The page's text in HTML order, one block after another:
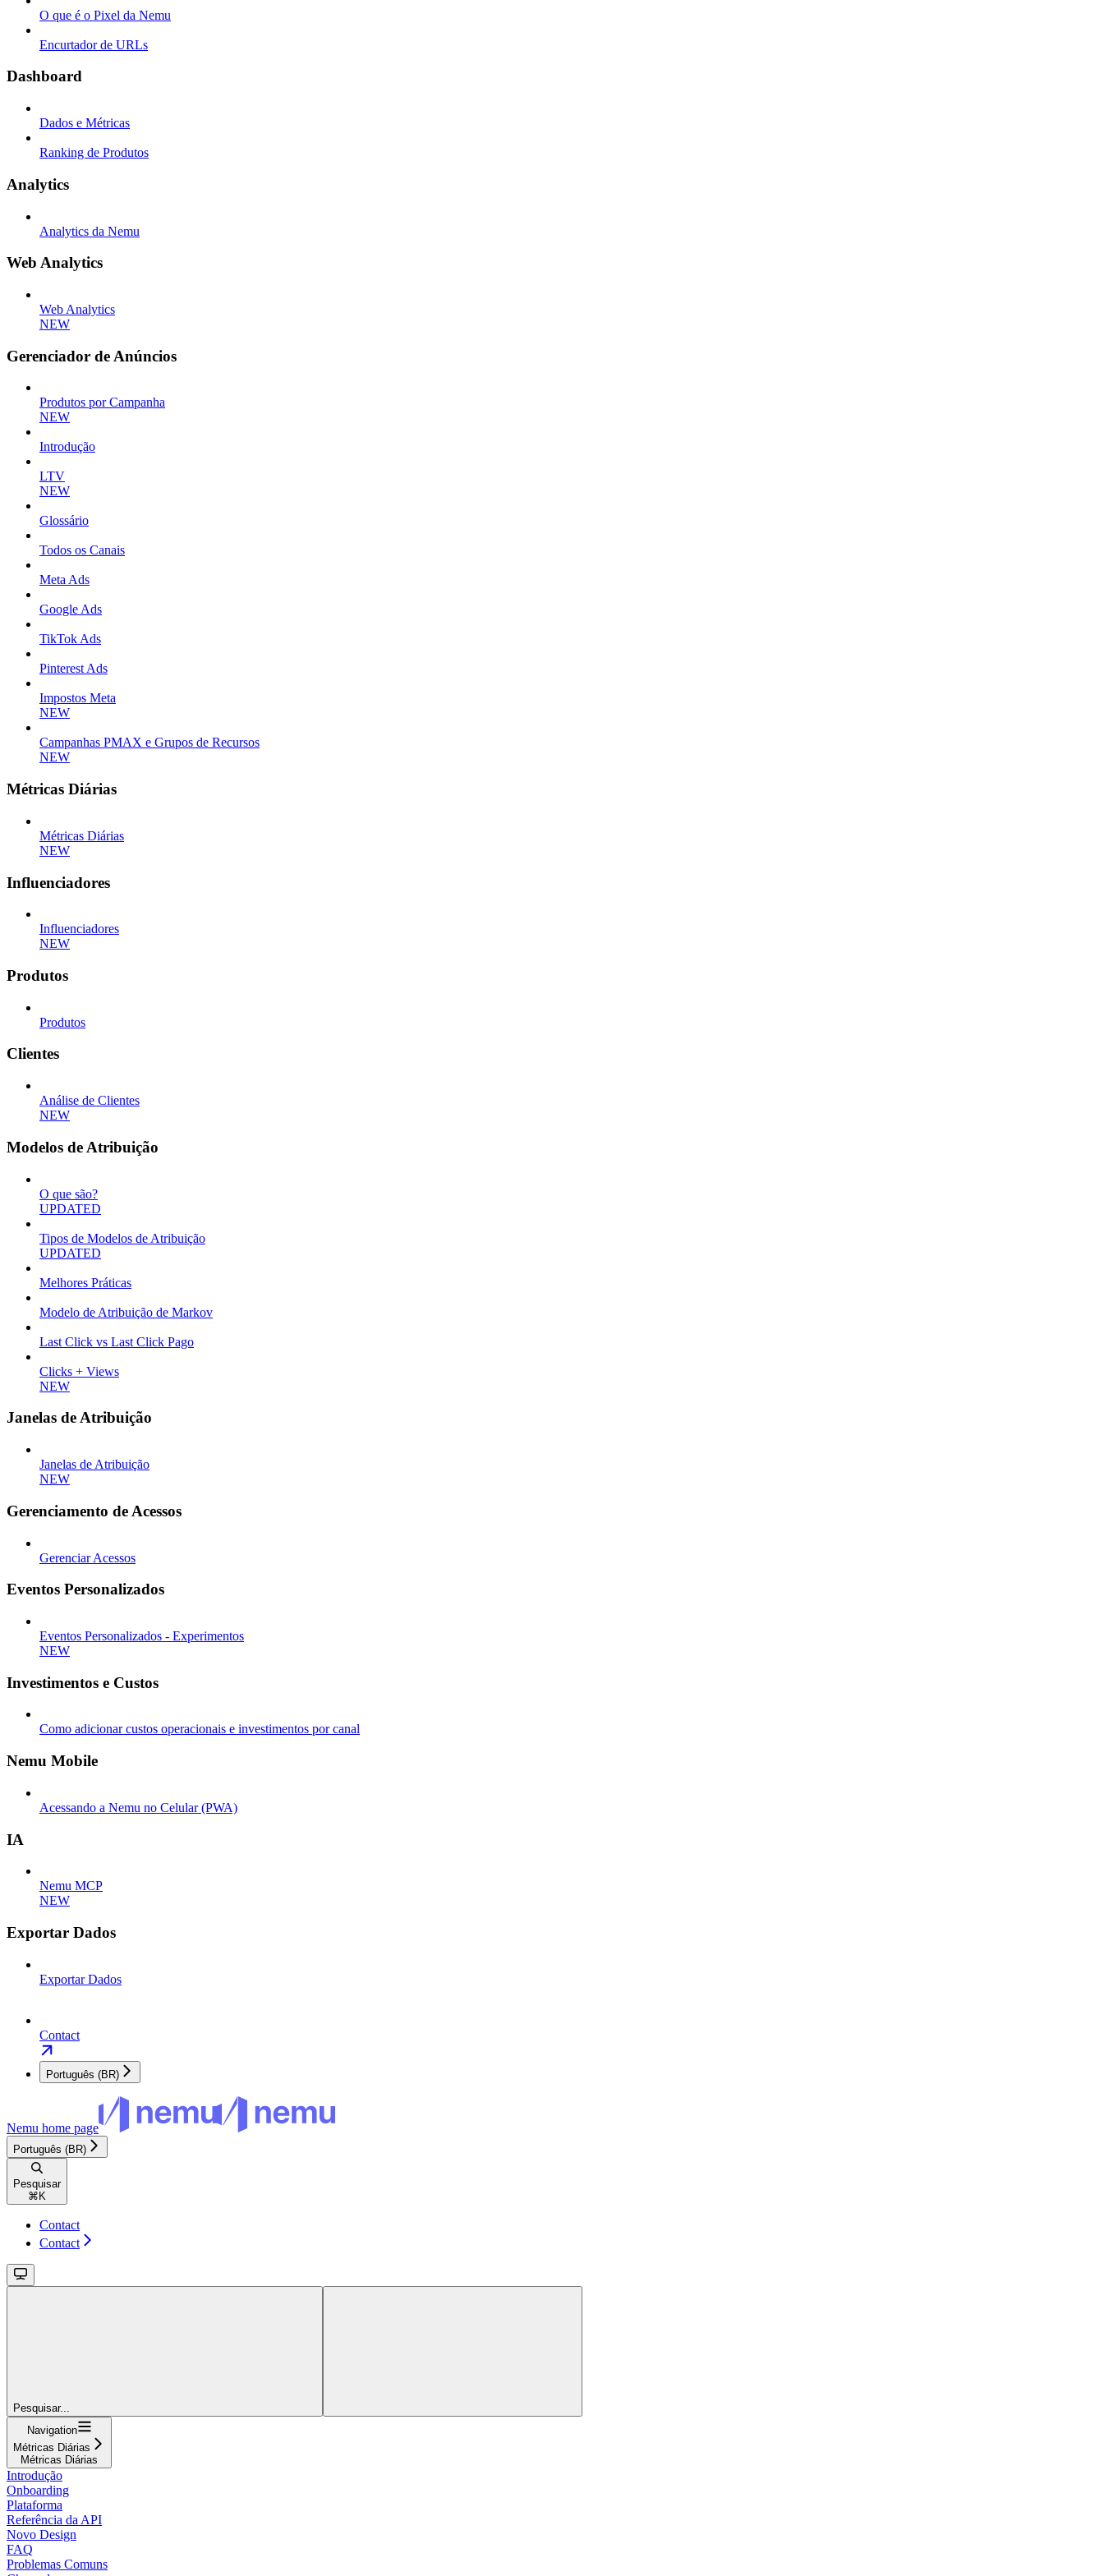
O que é o Pixel da Nemu
Encurtador de URLs
Dashboard
Dados e Métricas
Ranking de Produtos
Analytics
Analytics da Nemu
Web Analytics
Web Analytics
NEW
Gerenciador de Anúncios
Produtos por Campanha
NEW
Introdução
LTV
NEW
Glossário
Todos os Canais
Meta Ads
Google Ads
TikTok Ads
Pinterest Ads
Impostos Meta
NEW
Campanhas PMAX e Grupos de Recursos
NEW
Métricas Diárias
Métricas Diárias
NEW
Influenciadores
Influenciadores
NEW
Produtos
Produtos
Clientes
Análise de Clientes
NEW
Modelos de Atribuição
O que são?
UPDATED
Tipos de Modelos de Atribuição
UPDATED
Melhores Práticas
Modelo de Atribuição de Markov
Last Click vs Last Click Pago
Clicks + Views
NEW
Janelas de Atribuição
Janelas de Atribuição
NEW
Gerenciamento de Acessos
Gerenciar Acessos
Eventos Personalizados
Eventos Personalizados - Experimentos
NEW
Investimentos e Custos
Como adicionar custos operacionais e investimentos por canal
Nemu Mobile
Acessando a Nemu no Celular (PWA)
IA
Nemu MCP
NEW
Exportar Dados
Exportar Dados
Contact
Português (BR)
Nemu home page
Português (BR)
Pesquisar
⌘K
Contact
Contact
Pesquisar...
Navigation
Métricas Diárias
Métricas Diárias
Introdução
Onboarding
Plataforma
Referência da API
Novo Design
FAQ
Problemas Comuns